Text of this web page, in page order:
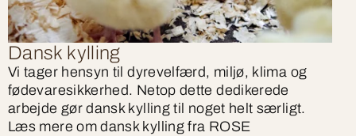
Dansk kylling
Vi tager hensyn til dyrevelfærd, miljø, klima og
fødevaresikkerhed. Netop dette dedikerede
arbejde gør dansk kylling til noget helt særligt.
Læs mere om dansk kylling fra ROSE